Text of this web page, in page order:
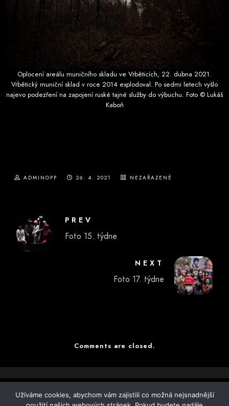
Oplocení areálu muničního skladu ve Vrběticích, 22. dubna 2021.
Vrbětický muniční sklad v roce 2014 explodoval. Po sedmi letech vyšlo
najevo podezření na zapojení ruské tajné služby do výbuchu. Foto © Lukáš
Kaboň
ADMINOPP 26. 4. 2021 NEZAŘAZENÉ
PREV
Foto 15. týdne
NEXT
Foto 17. týdne
Comments are closed.
Užíváme cookies, abychom vám zajistili co možná nejsnadnější